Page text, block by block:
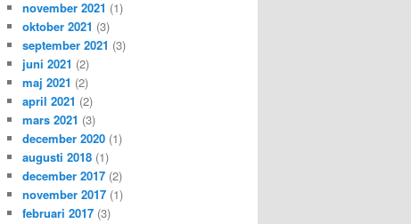
november 2021 (1)
oktober 2021 (3)
september 2021 (3)
juni 2021 (2)
maj 2021 (2)
april 2021 (2)
mars 2021 (3)
december 2020 (1)
augusti 2018 (1)
december 2017 (2)
november 2017 (1)
februari 2017 (3)